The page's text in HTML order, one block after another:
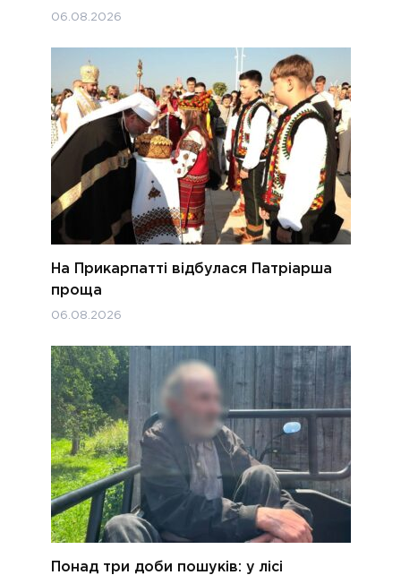
06.08.2026
На Прикарпатті відбулася Патріарша
проща
06.08.2026
Понад три доби пошуків: у лісі